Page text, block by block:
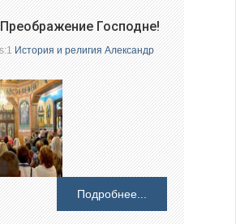
Господне!
История и религия Александр
Подробнее...